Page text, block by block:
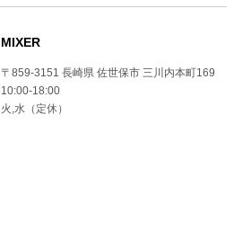
MIXER
〒859-3151 長崎県 佐世保市 三川内本町169
10:00-18:00
火,水（定休）